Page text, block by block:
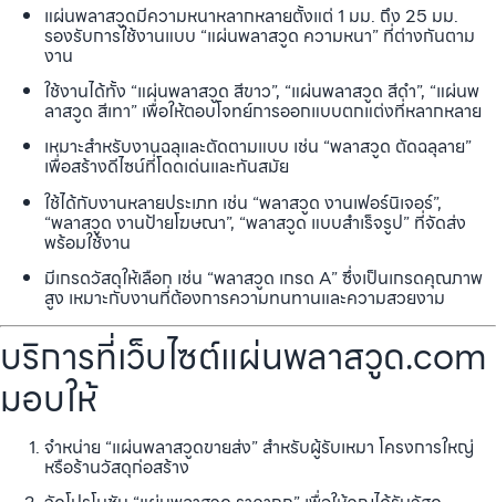
แผ่นพลาสวูดมีความหนาหลากหลายตั้งแต่ 1 มม. ถึง 25 มม.
รองรับการใช้งานแบบ “แผ่นพลาสวูด ความหนา” ที่ต่างกันตาม
งาน
ใช้งานได้ทั้ง “แผ่นพลาสวูด สีขาว”, “แผ่นพลาสวูด สีดำ”, “แผ่นพ
ลาสวูด สีเทา” เพื่อให้ตอบโจทย์การออกแบบตกแต่งที่หลากหลาย
เหมาะสำหรับงานฉลุและตัดตามแบบ เช่น “พลาสวูด ตัดฉลุลาย”
เพื่อสร้างดีไซน์ที่โดดเด่นและทันสมัย
ใช้ได้กับงานหลายประเภท เช่น “พลาสวูด งานเฟอร์นิเจอร์”,
“พลาสวูด งานป้ายโฆษณา”, “พลาสวูด แบบสำเร็จรูป” ที่จัดส่ง
พร้อมใช้งาน
มีเกรดวัสดุให้เลือก เช่น “พลาสวูด เกรด A” ซึ่งเป็นเกรดคุณภาพ
สูง เหมาะกับงานที่ต้องการความทนทานและความสวยงาม
บริการที่เว็บไซต์แผ่นพลาสวูด.com
มอบให้
จำหน่าย “แผ่นพลาสวูดขายส่ง” สำหรับผู้รับเหมา โครงการใหญ่
หรือร้านวัสดุก่อสร้าง